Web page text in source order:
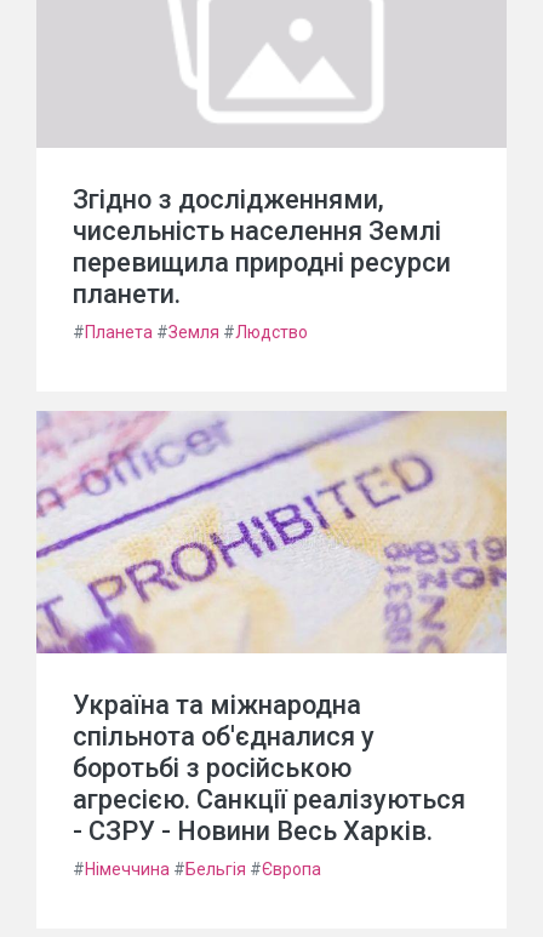
Згідно з дослідженнями,
чисельність населення Землі
перевищила природні ресурси
планети.
#Планета #Земля #Людство
Україна та міжнародна
спільнота об'єдналися у
боротьбі з російською
агресією. Санкції реалізуються
- СЗРУ - Новини Весь Харків.
#Німеччина #Бельгія #Європа